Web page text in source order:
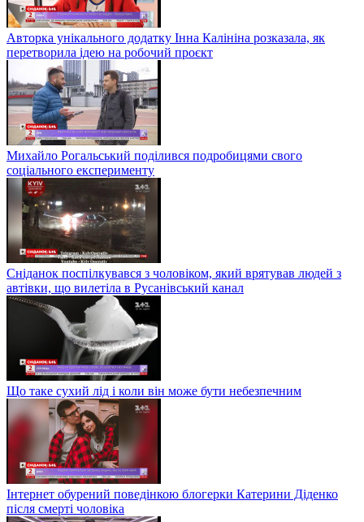
Авторка унікального додатку Інна Калініна розказала, як
перетворила ідею на робочий проєкт
Михайло Рогальський поділився подробицями свого
соціального експерименту
Сніданок поспілкувався з чоловіком, який врятував людей з
автівки, що вилетіла в Русанівський канал
Що таке сухий лід і коли він може бути небезпечним
Інтернет обурений поведінкою блогерки Катерини Діденко
після смерті чоловіка